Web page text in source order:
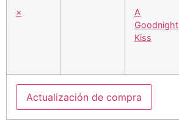
×
A
Goodnight
Kiss
Actualización de compra